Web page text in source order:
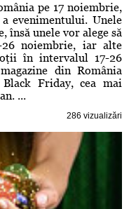
pe 17 noiembrie,
evenimentului. Unele
însă unele vor alege să
noiembrie, iar alte
în intervalul 17-26
din România
Friday, cea mai
...
286 vizualizări